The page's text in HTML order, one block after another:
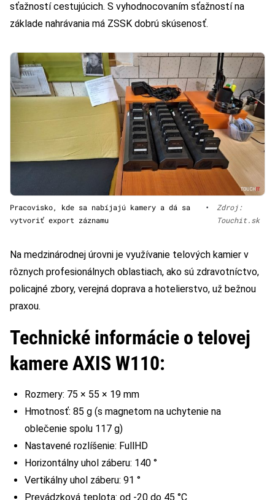
sťažností cestujúcich. S vyhodnocovaním sťažností na
základe nahrávania má ZSSK dobrú skúsenosť.
Pracovisko, kde sa nabíjajú kamery a dá sa
vytvoriť export záznamu
•
Zdroj:
Touchit.sk
Na medzinárodnej úrovni je využívanie telových kamier v
rôznych profesionálnych oblastiach, ako sú zdravotníctvo,
policajné zbory, verejná doprava a hotelierstvo, už bežnou
praxou.
Technické informácie o telovej
kamere AXIS W110:
Rozmery: 75 × 55 × 19 mm
Hmotnosť: 85 g (s magnetom na uchytenie na
oblečenie spolu 117 g)
Nastavené rozlíšenie: FullHD
Horizontálny uhol záberu: 140 °
Vertikálny uhol záberu: 91 °
Prevádzková teplota: od -20 do 45 °C